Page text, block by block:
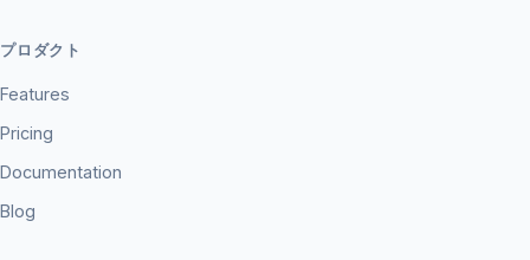
プロダクト
Features
Pricing
Documentation
Blog